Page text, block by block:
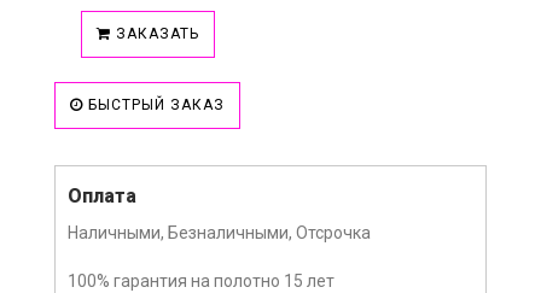
ЗАКАЗАТЬ
БЫСТРЫЙ ЗАКАЗ
Оплата
Наличными, Безналичными, Отсрочка
100% гарантия на полотно 15 лет